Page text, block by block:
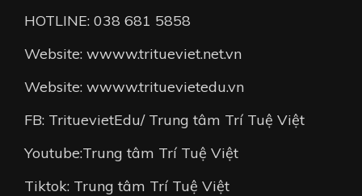
HOTLINE: 038 681 5858
Website: wwww.tritueviet.net.vn
Website: wwww.trituevietedu.vn
FB: TrituevietEdu/ Trung tâm Trí Tuệ Việt
Youtube:Trung tâm Trí Tuệ Việt
Tiktok: Trung tâm Trí Tuệ Việt